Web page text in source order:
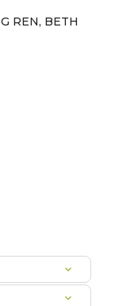
REN, BETH